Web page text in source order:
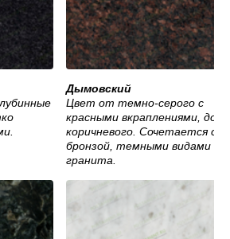
Дымовский
Цвет от темно-серого с
красными вкраплениями, до
коричневого. Сочетается с
бронзой, темными видами
гранита.